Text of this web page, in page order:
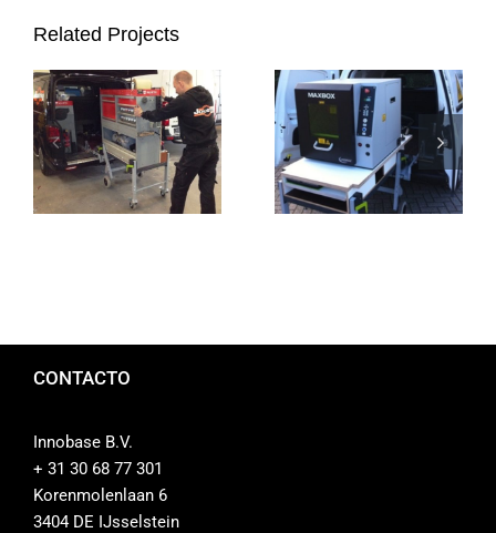
Related Projects
Wurth en camilla
DYNNOX
Máquina láser en
DYNNOX XL53
CONTACTO
Innobase B.V.
+ 31 30 68 77 301
Korenmolenlaan 6
3404 DE IJsselstein